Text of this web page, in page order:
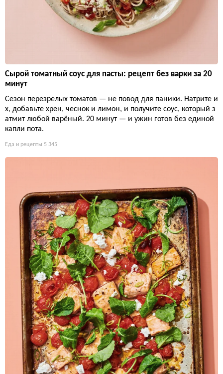
Сырой томатный соус для пасты: рецепт без варки за 20
минут
Сезон перезрелых томатов — не повод для паники. Натрите и
х, добавьте хрен, чеснок и лимон, и получите соус, который з
атмит любой варёный. 20 минут — и ужин готов без единой
капли пота.
Еда и рецепты 5 345